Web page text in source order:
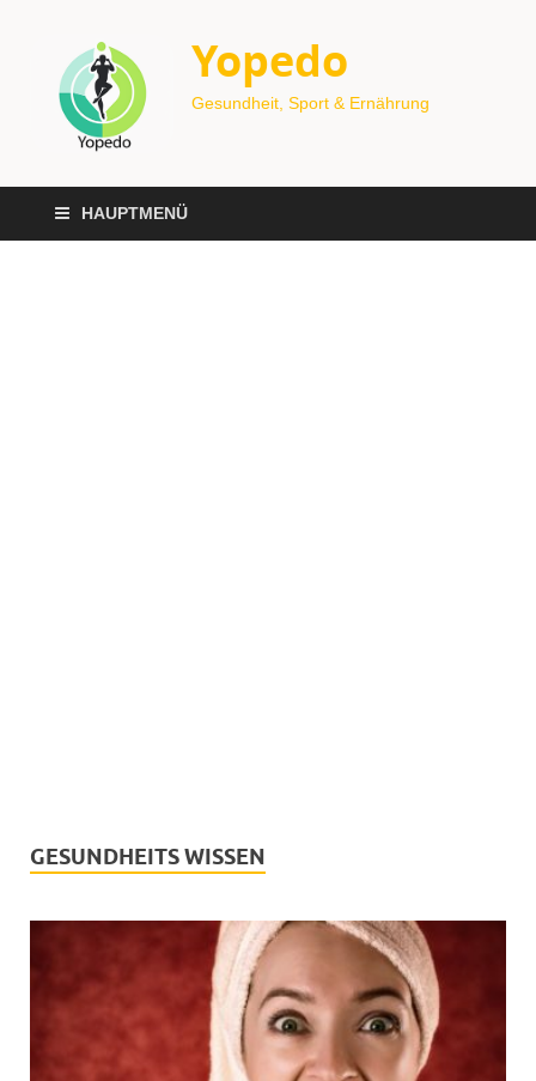
Yopedo
Gesundheit, Sport & Ernährung
HAUPTMENÜ
GESUNDHEITS WISSEN